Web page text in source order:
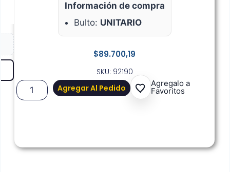
$89.700,19
SKU: 92190
Agregar Al Pedido
Agregalo a
Favoritos
Información de compra
Bulto: UNITARIO